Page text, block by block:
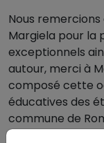
Nous
Margiela pour la
exceptionnels
autour, merci à
composé cette
éducatives des
commune de
conservatoire